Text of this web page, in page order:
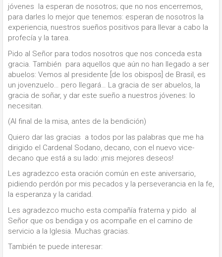
jóvenes la esperan de nosotros; que no nos encerremos,
para darles lo mejor que tenemos: esperan de nosotros la
experiencia, nuestros sueños positivos para llevar a cabo la
profecía y la tarea.
Pido al Señor para todos nosotros que nos conceda esta
gracia. También para aquellos que aún no han llegado a ser
abuelos: Vemos al presidente [de los obispos] de Brasil, es
un jovenzuelo… pero llegará… La gracia de ser abuelos, la
gracia de soñar, y dar este sueño a nuestros jóvenes: lo
necesitan.
(Al final de la misa, antes de la bendición)
Quiero dar las gracias a todos por las palabras que me ha
dirigido el Cardenal Sodano, decano, con el nuevo vice-
decano que está a su lado: ¡mis mejores deseos!
Les agradezco esta oración común en este aniversario,
pidiendo perdón por mis pecados y la perseverancia en la fe,
la esperanza y la caridad.
Les agradezco mucho esta compañía fraterna y pido al
Señor que os bendiga y os acompañe en el camino de
servicio a la Iglesia. Muchas gracias.
También te puede interesar: